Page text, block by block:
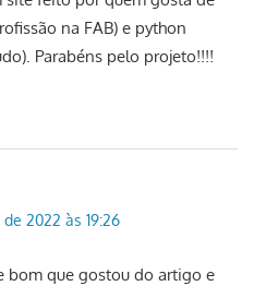
na FAB) e python
Parabéns pelo projeto!!!!
2022 às 19:26
bom que gostou do artigo e